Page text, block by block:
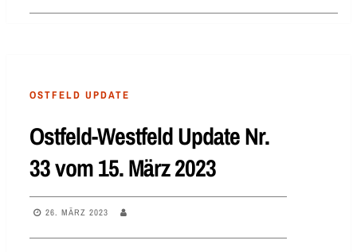
OSTFELD UPDATE
Ostfeld-Westfeld Update Nr.
33 vom 15. März 2023
26. MÄRZ 2023